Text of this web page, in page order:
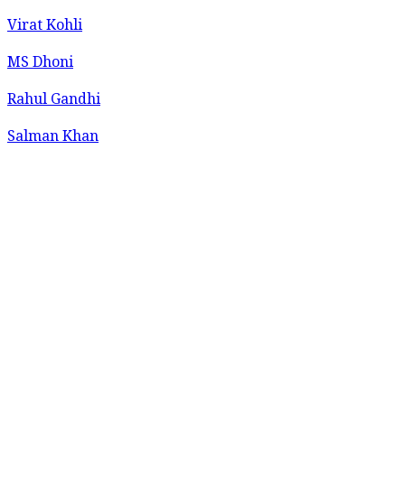
Virat Kohli
MS Dhoni
Rahul Gandhi
Salman Khan